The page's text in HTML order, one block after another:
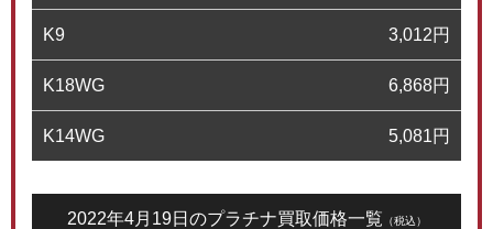
K9 3,012円
K18WG 6,868円
K14WG 5,081円
2022年4月19日のプラチナ買取価格一覧 （税込）